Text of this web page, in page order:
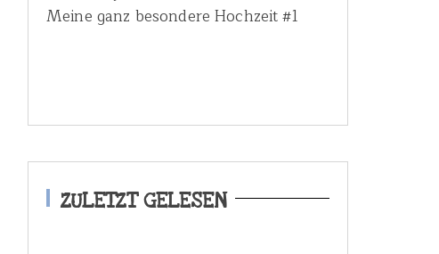
Meine ganz besondere Hochzeit #1
ZULETZT GELESEN